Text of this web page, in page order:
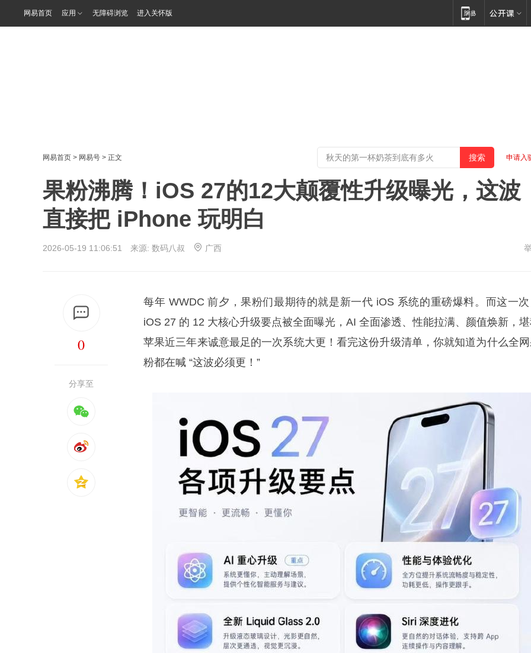
网易首页 应用 无障碍浏览 进入关怀版
网易首页 > 网易号 > 正文 申请入
果粉沸腾！iOS 27的12大颠覆性升级曝光，这波
直接把 iPhone 玩明白
2026-05-19 11:06:51 来源: 数码八叔 广西
0
分享至
每年 WWDC 前夕，果粉们最期待的就是新一代 iOS 系统的重磅爆料。而这一
iOS 27 的 12 大核心升级要点被全面曝光，AI 全面渗透、性能拉满、颜值焕新，
苹果近三年来诚意最足的一次系统大更！看完这份升级清单，你就知道为什么全
粉都在喊 “这波必须更！”